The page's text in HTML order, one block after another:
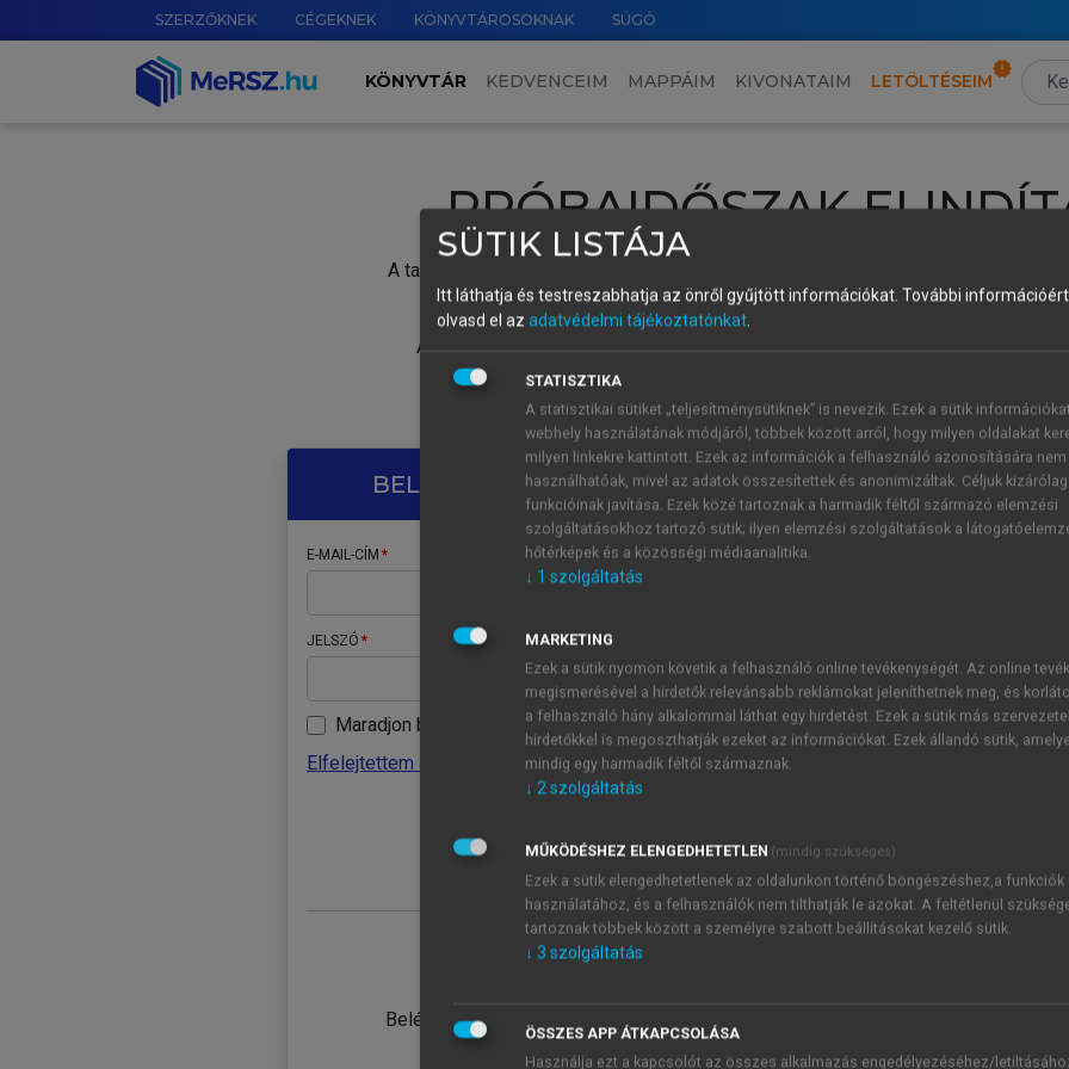
SZERZŐKNEK CÉGEKNEK KÖNYVTÁROSOKNAK SÚGÓ
KÖNYVTÁR KEDVENCEIM MAPPÁIM KIVONATAIM LETÖLTÉSEIM
PRÓBAIDŐSZAK
A tartalom megtekintéséhez lépj be a saját fiókoddal, iskolai azonosítóddal vagy
Új felhasználóként1 óra díjmentes hozzáférésrevagy
A próbaidőszak elindításához,
vagy hozz
A regisztráció után a
BELÉPÉS SAJÁT FIÓKKAL
E-MAIL-CÍM
JELSZÓ
Maradjon belépve
Elfelejtettem a jelszavamat
Belépés intézményi azonosítóval
ÚJ FIÓK
1 óra
JELSZÓ
Kérek értesítést a MeRSZ
Kérek értesítést az
SÜTIK LISTÁJA
Itt láthatja és testreszabhatja az önről gyűjtött információkat. További
olvasd el az adatvédelmi tájékoztatónkat.
STATISZTIKA
A statisztikai sütiket „teljesítménysütiknek” is nevezik. Ezek a sütik
webhely használatának módjáról, többek között arról, hogy milyen oldalakat
milyen linkekre kattintott. Ezek az információk a felhasználó azonosítására nem
használhatóak, mivel az adatok összesítettek és anonimizáltak. Céljuk
funkcióinak javítása. Ezek közé tartoznak a harmadik féltől származó elemzési
szolgáltatásokhoz tartozó sütik; ilyen elemzési szolgáltatások a
hőtérképek és a közösségi médiaanalitika.
↓ 1 szolgáltatás
MARKETING
Ezek a sütik nyomon követik a felhasználó online tevékenységét. Az online
megismerésével a hirdetők relevánsabb reklámokat jeleníthetnek meg, és
a felhasználó hány alkalommal láthat egy hirdetést. Ezek a sütik más
hirdetőkkel is megoszthatják ezeket az információkat. Ezek állandó sütik,
mindig egy harmadik féltől származnak.
↓ 2szolgáltatás
MŰKÖDÉSHEZ ELENGEDHETETLEN (mindig szükséges)
Ezek a sütik elengedhetetlenek az oldalunkon történő böngészéshez,a funkciók
használatához, és a felhasználók nem tilthatják le azokat. A feltétlenül
tartoznak többek között a személyre szabott beállításokat kezelő sütik.
↓ 3 szolgáltatás
ÖSSZES APP ÁTKAPCSOLÁSA
Használja ezt a kapcsolót az összes alkalmazás engedélyezéséhez/